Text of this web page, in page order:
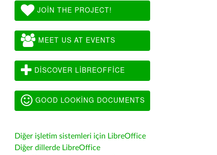
JOIN THE PROJECT!
MEET US AT EVENTS
DISCOVER LIBREOFFICE
GOOD LOOKING DOCUMENTS
Diğer işletim sistemleri için LibreOffice
Diğer dillerde LibreOffice